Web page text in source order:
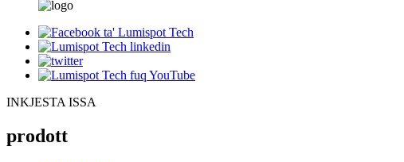
INKJESTA ISSA
prodott